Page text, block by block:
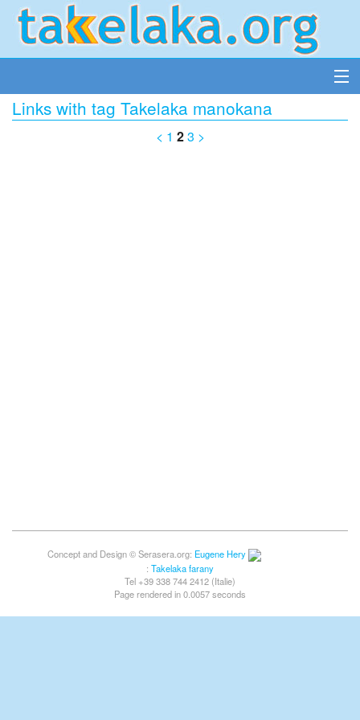
Links with tag Takelaka manokana
< 1 23 >
Concept and Design © Serasera.org: Eugene Hery
: Takelaka farany
Tel +39 338 744 2412 (Italie)
Page rendered in 0.0057 seconds